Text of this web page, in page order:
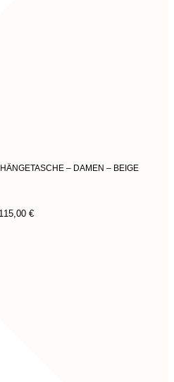
– DAMEN – BEIGE
115,00 €